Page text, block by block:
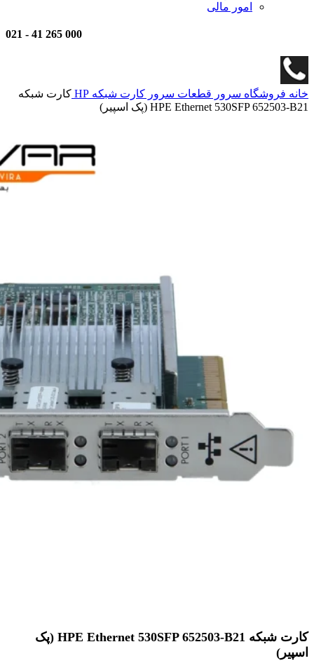
امور مالی
000 265 41
-
خانه فروشگاه سرور قطعات سرور کارت شبکه HP
کارت شبکه
HPE Ethernet 530SFP 652503-B21 (پک اسپیر)
کارت شبکه HPE Ethernet 530SFP 652503-B21 (پک
اسپیر)